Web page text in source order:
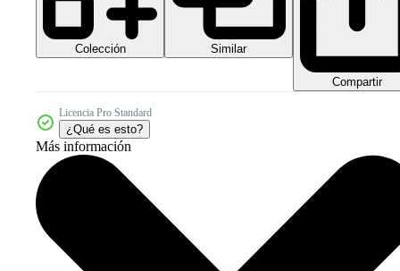
Colección Similar
Compartir
Licencia Pro Standard
¿Qué es esto?
Más información